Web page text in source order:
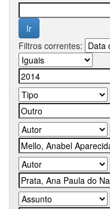
Filtros correntes: